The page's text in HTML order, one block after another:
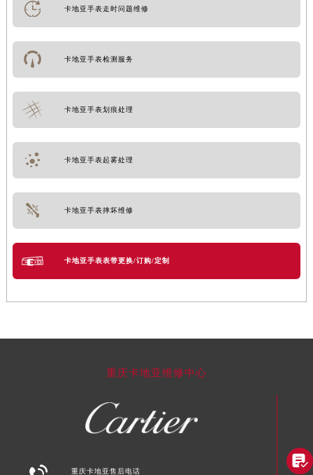
卡地亚手表走时问题维修
卡地亚手表检测服务
卡地亚手表划痕处理
卡地亚手表起雾处理
卡地亚手表摔坏维修
卡地亚手表表带更换/订购/定制
重庆卡地亚维修中心
重庆卡地亚售后电话
